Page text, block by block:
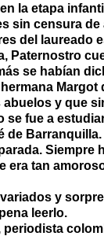
la etapa
sin censura de
del laureado
Paternostro
se habían
Margot
abuelos y que
se fue a
de Barranquilla.
Siempre
era tan
y
leerlo.
periodista